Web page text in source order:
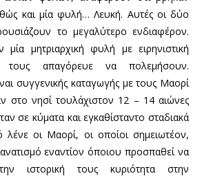
και μία φυλή… Λευκή. Αυτές οι δύο
το μεγαλύτερο ενδιαφέρον.
μία μητριαρχική φυλή με ειρηνιστική
τους απαγόρευε να πολεμήσουν.
συγγενικής καταγωγής με τους Μαορί
στο νησί τουλάχιστον 12 – 14 αιώνες
σε κύματα και εγκαθίσταντο σταδιακά
οι Μαορί, οι οποίοι σημειωτέον,
εναντίον όποιου προσπαθεί να
ιστορική τους κυριότητα στην